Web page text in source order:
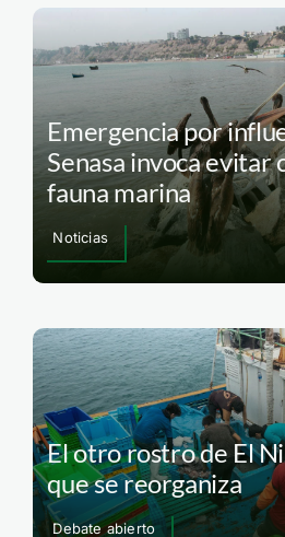
Emergencia por
Senasa invoca evitar
fauna marina
Noticias
El otro rostro de El
que se reorganiza
Debate abierto